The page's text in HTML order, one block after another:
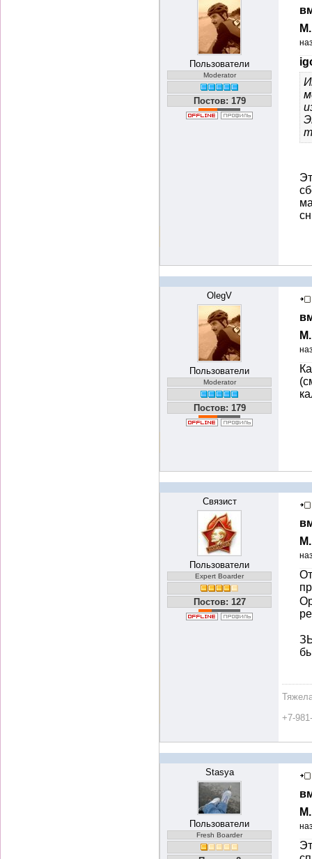
Пользователи
Moderator
Постов: 179
OlegV
Пользователи
Moderator
Постов: 179
Связист
Пользователи
Expert Boarder
Постов: 127
+7-
Stasya
Пользователи
Fresh Boarder